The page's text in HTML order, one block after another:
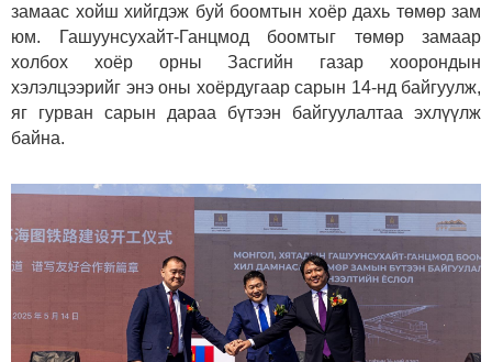
замаас хойш хийгдэж буй боомтын хоёр дахь төмөр зам
юм. Гашуунсухайт-Ганцмод боомтыг төмөр замаар
холбох хоёр орны Засгийн газар хоорондын
хэлэлцээрийг энэ оны хоёрдугаар сарын 14-нд байгуулж,
яг гурван сарын дараа бүтээн байгуулалтаа эхлүүлж
байна.